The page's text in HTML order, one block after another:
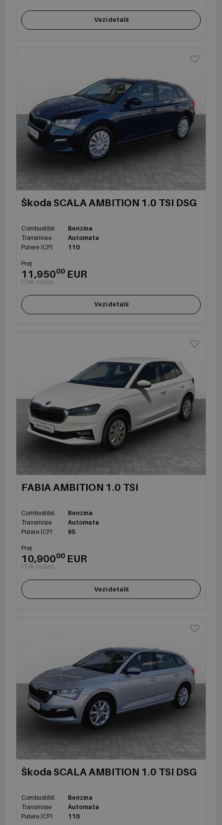
Vezi detalii
Škoda SCALA AMBITION 1.0 TSI DSG
Combustibil
Benzina
Transmisie
Automata
Putere (CP)
110
Preț
11,95000 EUR
(TVA inclus)
Vezi detalii
FABIA AMBITION 1.0 TSI
Combustibil
Benzina
Transmisie
Automata
Putere (CP)
95
Preț
10,90000 EUR
(TVA inclus)
Vezi detalii
Škoda SCALA AMBITION 1.0 TSI DSG
Combustibil
Benzina
Transmisie
Automata
Putere (CP)
110